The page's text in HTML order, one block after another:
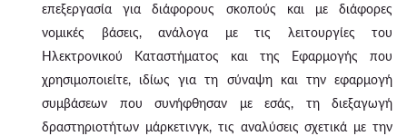
επεξεργασία για διάφορους σκοπούς και με διάφορες
νομικές βάσεις, ανάλογα με τις λειτουργίες του
Ηλεκτρονικού Καταστήματος και της Εφαρμογής που
χρησιμοποιείτε, ιδίως για τη σύναψη και την εφαρμογή
συμβάσεων που συνήφθησαν με εσάς, τη διεξαγωγή
δραστηριοτήτων μάρκετινγκ, τις αναλύσεις σχετικά με την